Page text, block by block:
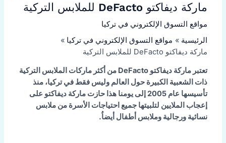
ماركة ديفاكتو DeFacto للملابس التركية
مواقع التسوق الإلكتروني في تركيا
الرئيسية
مواقع التسوق الإلكتروني في تركيا
ماركة ديفاكتو DeFacto للملابس التركية
تعتبر ماركة ديفاكتو DeFacto من أكثر ماركات الملابس التركية
ذات الشعبية الكبيرة حول العالم وليس فقط في تركيا، منذ
تأسيسها عام 2005 إلى يومنا هذا حازت ماركة ديفاكتو على
إعجاب الملايين لتلبيتها جميع احتياجات الأسرة من ملابس
نسائية ورجالية وملابس أطفال أيضاُ.